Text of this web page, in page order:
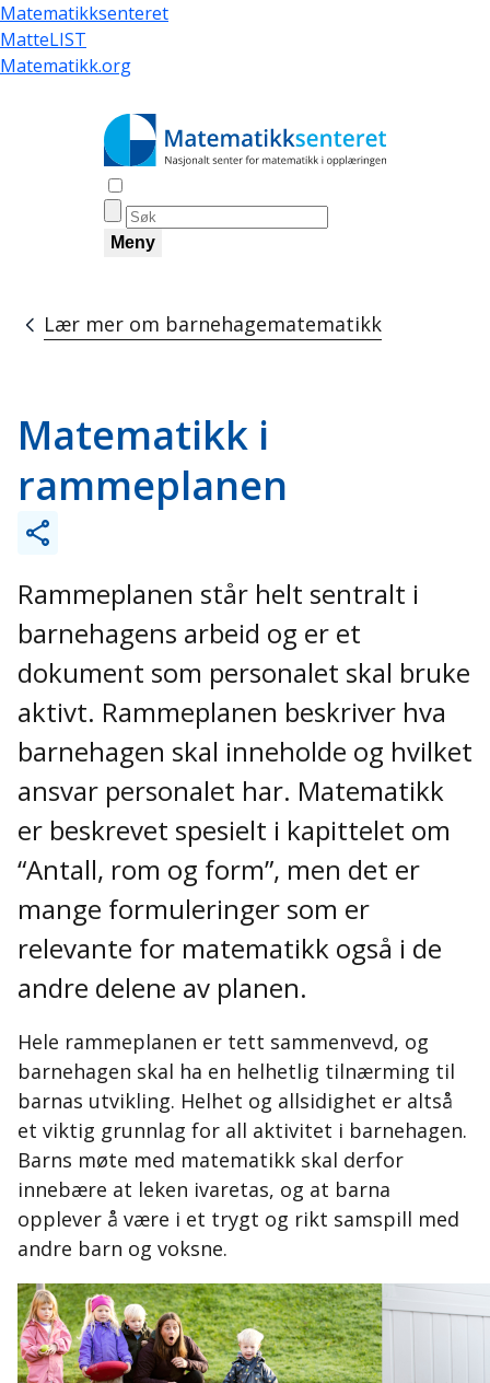
Hopp
til
hovedinnhold
Matematikksenteret
MatteLIST
Matematikk.org
Meny
Navigasjonssti
Lær mer om barnehagematematikk
Matematikk i
rammeplanen
Rammeplanen står helt sentralt i
barnehagens arbeid og er et
dokument som personalet skal bruke
aktivt. Rammeplanen beskriver hva
barnehagen skal inneholde og hvilket
ansvar personalet har. Matematikk
er beskrevet spesielt i kapittelet om
“Antall, rom og form”, men det er
mange formuleringer som er
relevante for matematikk også i de
andre delene av planen.
Hele rammeplanen er tett sammenvevd, og
barnehagen skal ha en helhetlig tilnærming til
barnas utvikling. Helhet og allsidighet er altså
et viktig grunnlag for all aktivitet i barnehagen.
Barns møte med matematikk skal derfor
innebære at leken ivaretas, og at barna
opplever å være i et trygt og rikt samspill med
andre barn og voksne.